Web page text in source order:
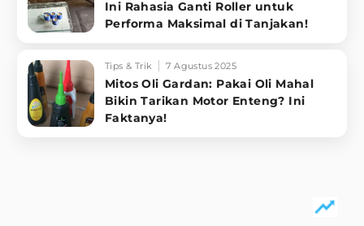
Ini Rahasia Ganti Roller untuk
Performa Maksimal di Tanjakan!
Tips & Trik 7 Agustus 2025
Mitos Oli Gardan: Pakai Oli Mahal
Bikin Tarikan Motor Enteng? Ini
Faktanya!